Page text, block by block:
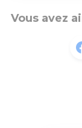
Vous avez